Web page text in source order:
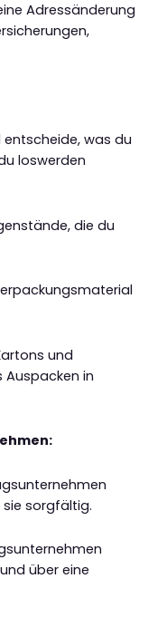
Adressänderung
entscheide, was du
loswerden
die du
und
in
sorgfältig.
über eine